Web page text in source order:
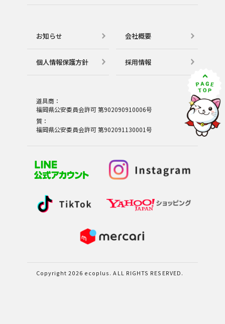
お知らせ 会社概要
個⼈情報保護⽅針 採用情報
道具商：
福岡県公安委員会許可 第902090910006号
質：
福岡県公安委員会許可 第902091130001号
Copyright 2026 ecoplus. ALL RIGHTS RESERVED.